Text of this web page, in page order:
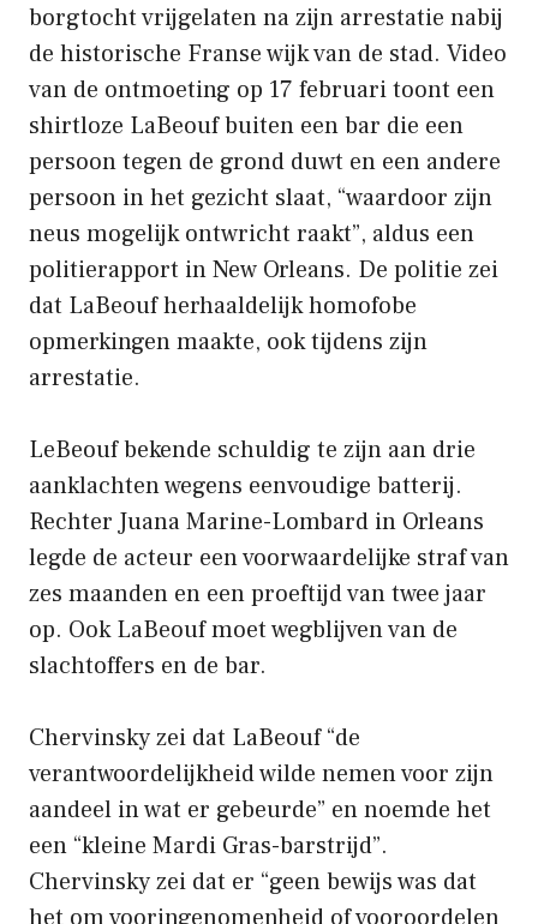
borgtocht vrijgelaten na zijn arrestatie nabij
de historische Franse wijk van de stad. Video
van de ontmoeting op 17 februari toont een
shirtloze LaBeouf buiten een bar die een
persoon tegen de grond duwt en een andere
persoon in het gezicht slaat, “waardoor zijn
neus mogelijk ontwricht raakt”, aldus een
politierapport in New Orleans. De politie zei
dat LaBeouf herhaaldelijk homofobe
opmerkingen maakte, ook tijdens zijn
arrestatie.
LeBeouf bekende schuldig te zijn aan drie
aanklachten wegens eenvoudige batterij.
Rechter Juana Marine-Lombard in Orleans
legde de acteur een voorwaardelijke straf van
zes maanden en een proeftijd van twee jaar
op. Ook LaBeouf moet wegblijven van de
slachtoffers en de bar.
Chervinsky zei dat LaBeouf “de
verantwoordelijkheid wilde nemen voor zijn
aandeel in wat er gebeurde” en noemde het
een “kleine Mardi Gras-barstrijd”.
Chervinsky zei dat er “geen bewijs was dat
het om vooringenomenheid of vooroordelen